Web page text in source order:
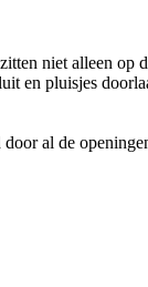
niet alleen
en pluisjes
al de